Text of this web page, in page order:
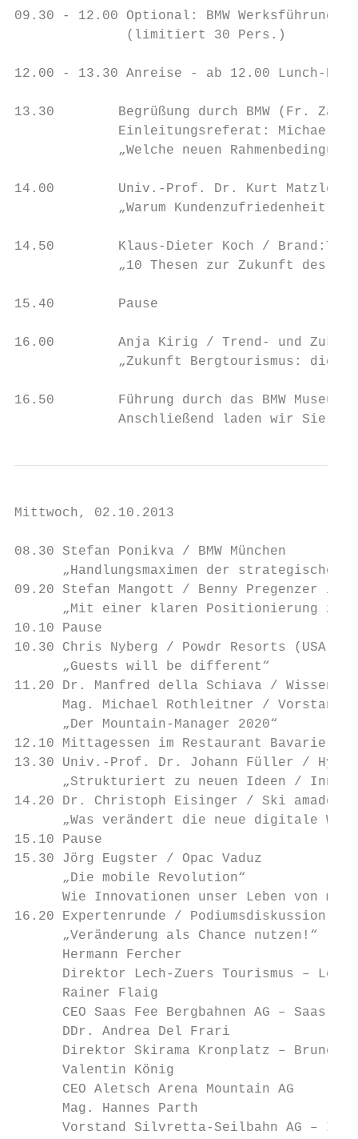
09.30 - 12.00 Optional: BMW Werksführung
              (limitiert 30 Pers.)
12.00 - 13.30 Anreise - ab 12.00 Lunch-
13.30        Begrüßung durch BMW (Fr. Zana
Einleitungsreferat: Michael
„Welche neuen
14.00        Univ.-Prof. Dr. Kurt Matzler /
„Warum Kundenzufriedenheit
14.50        Klaus-Dieter Koch /
„10 Thesen zur Zukunft des
15.40        Pause
16.00        Anja Kirig / Trend- und
„Zukunft Bergtourismus: die
16.50        Führung durch das BMW Museum
Anschließend laden wir Sie
Mittwoch, 02.10.2013
08.30 Stefan Ponikva / BMW München
„Handlungsmaximen der strategischen
09.20 Stefan Mangott / Benny Pregenzer /
„Mit einer klaren Positionierung zum
10.10 Pause
10.30 Chris Nyberg / Powdr Resorts (USA)
      „Guests will be different“
11.20 Dr. Manfred della Schiava /
Mag. Michael Rothleitner / Vorstand
      „Der Mountain-Manager 2020“
12.10 Mittagessen im Restaurant Bavarie
13.30 Univ.-Prof. Dr. Johann Füller / Hyve
„Strukturiert zu neuen Ideen /
14.20 Dr. Christoph Eisinger / Ski amadé
„Was verändert die neue digitale
15.10 Pause
15.30 Jörg Eugster / Opac Vaduz
      „Die mobile Revolution“
Wie Innovationen unser Leben von
16.20 Expertenrunde / Podiumsdiskussion
      „Veränderung als Chance nutzen!“
      Hermann Fercher
      Direktor Lech-Zuers Tourismus – Lech
      Rainer Flaig
      CEO Saas Fee Bergbahnen AG – Saas Fee
      DDr. Andrea Del Frari
      Direktor Skirama Kronplatz – Bruneck
      Valentin König
      CEO Aletsch Arena Mountain AG
      Mag. Hannes Parth
Vorstand Silvretta-Seilbahn AG –